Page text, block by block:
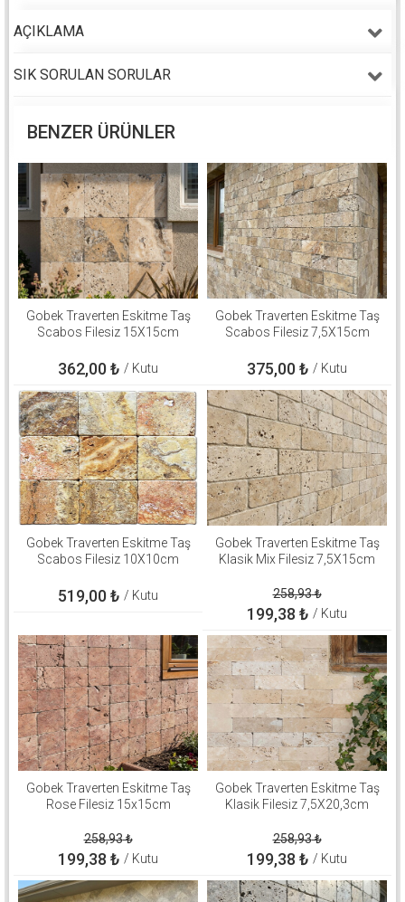
AÇIKLAMA
SIK SORULAN SORULAR
BENZER ÜRÜNLER
Gobek Traverten Eskitme Taş
Scabos Filesiz 15X15cm
362,00₺ / Kutu
Gobek Traverten Eskitme Taş
Scabos Filesiz 7,5X15cm
375,00₺ / Kutu
Gobek Traverten Eskitme Taş
Scabos Filesiz 10X10cm
519,00₺ / Kutu
Gobek Traverten Eskitme Taş
Klasik Mix Filesiz 7,5X15cm
258,93₺
199,38 ₺ / Kutu
Gobek Traverten Eskitme Taş
Rose Filesiz 15x15cm
258,93₺
199,38 ₺ / Kutu
Gobek Traverten Eskitme Taş
Klasik Filesiz 7,5X20,3cm
258,93₺
199,38 ₺ / Kutu